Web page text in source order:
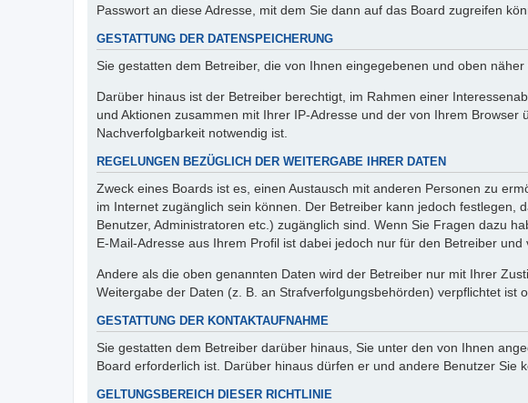
Passwort an diese Adresse, mit dem Sie dann auf das Board zugreifen
GESTATTUNG DER DATENSPEICHERUNG
Sie gestatten dem Betreiber, die von Ihnen eingegebenen und oben
Darüber hinaus ist der Betreiber berechtigt, im Rahmen einer
und Aktionen zusammen mit Ihrer IP-Adresse und der von Ihrem
Nachverfolgbarkeit notwendig ist.
REGELUNGEN BEZÜGLICH DER WEITERGABE IHRER DATEN
Zweck eines Boards ist es, einen Austausch mit anderen Personen zu
im Internet zugänglich sein können. Der Betreiber kann jedoch
Benutzer, Administratoren etc.) zugänglich sind. Wenn Sie Fragen dazu
E-Mail-Adresse aus Ihrem Profil ist dabei jedoch nur für den Betreiber
Andere als die oben genannten Daten wird der Betreiber nur mit Ihrer
Weitergabe der Daten (z. B. an Strafverfolgungsbehörden) verpflichtet ist
GESTATTUNG DER KONTAKTAUFNAHME
Sie gestatten dem Betreiber darüber hinaus, Sie unter den von Ihnen
Board erforderlich ist. Darüber hinaus dürfen er und andere Benutzer Sie
GELTUNGSBEREICH DIESER RICHTLINIE